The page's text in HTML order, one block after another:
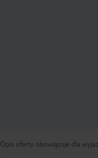
Opis oferty obowiązuje dla